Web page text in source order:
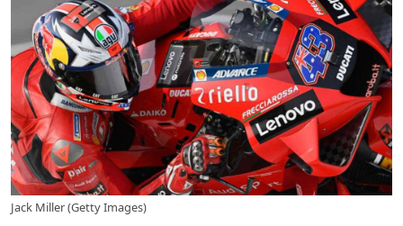
Jack Miller (Getty Images)